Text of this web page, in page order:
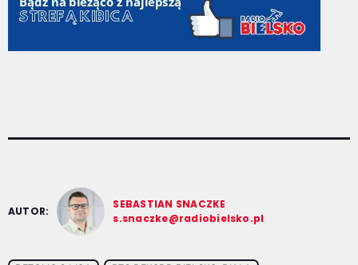
AUTOR:
SEBASTIAN SNACZKE
s.snaczke@radiobielsko.pl